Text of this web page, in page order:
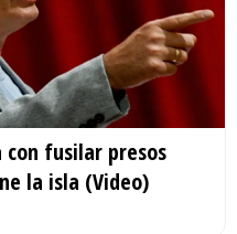
con fusilar presos
la isla (Video)